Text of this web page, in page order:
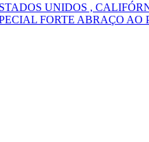
UNIDOS ,
FORTE ABRAÇO